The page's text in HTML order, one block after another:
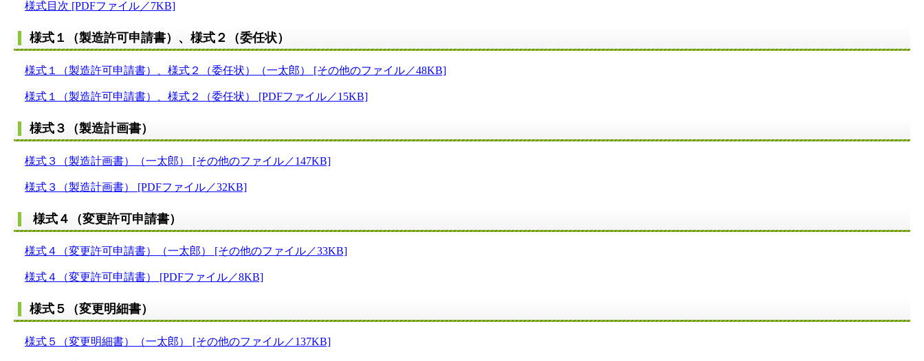
様式目次 [PDFファイル／7KB]
様式１（製造許可申請書）、様式２（委任状）
様式１（製造許可申請書）、様式２（委任状）（一太郎） [その他のファイル／48KB]
様式１（製造許可申請書）、様式２（委任状） [PDFファイル／15KB]
様式３（製造計画書）
様式３（製造計画書）（一太郎） [その他のファイル／147KB]
様式３（製造計画書） [PDFファイル／32KB]
様式４（変更許可申請書）
様式４（変更許可申請書）（一太郎） [その他のファイル／33KB]
様式４（変更許可申請書） [PDFファイル／8KB]
様式５（変更明細書）
様式５（変更明細書）（一太郎） [その他のファイル／137KB]